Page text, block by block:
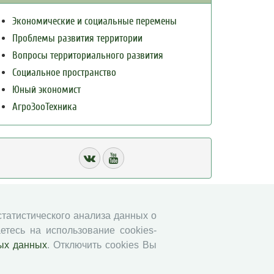
Экономические и социальные перемены
Проблемы развития территории
Вопросы территориального развития
Социальное пространство
Юный экономист
АгроЗооТехника
анализа данных о
на использование cookies-
данных. Отключить cookies Вы